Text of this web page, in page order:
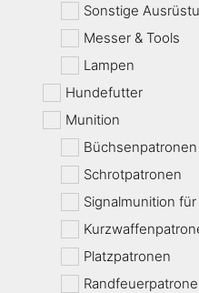
Sonstige
Messer & Tools
Lampen
Hundefutter
Munition
Büchsenpatronen
Schrotpatronen
Signalmunition
Platzpatronen